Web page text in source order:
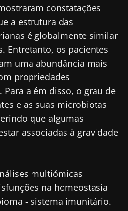
constatações
a estrutura das
é globalmente similar
Entretanto, os pacientes
uma abundância mais
propriedades
além disso, o grau de
e as suas microbiotas
que algumas
associadas à gravidade
multiómicas
na homeostasia
- sistema imunitário.